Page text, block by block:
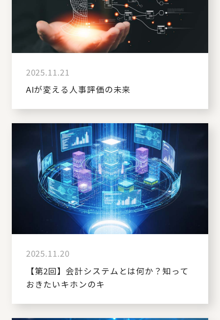
2025.11.21
AIが変える人事評価の未来
2025.11.20
【第2回】会計システムとは何か？知って
おきたいキホンのキ